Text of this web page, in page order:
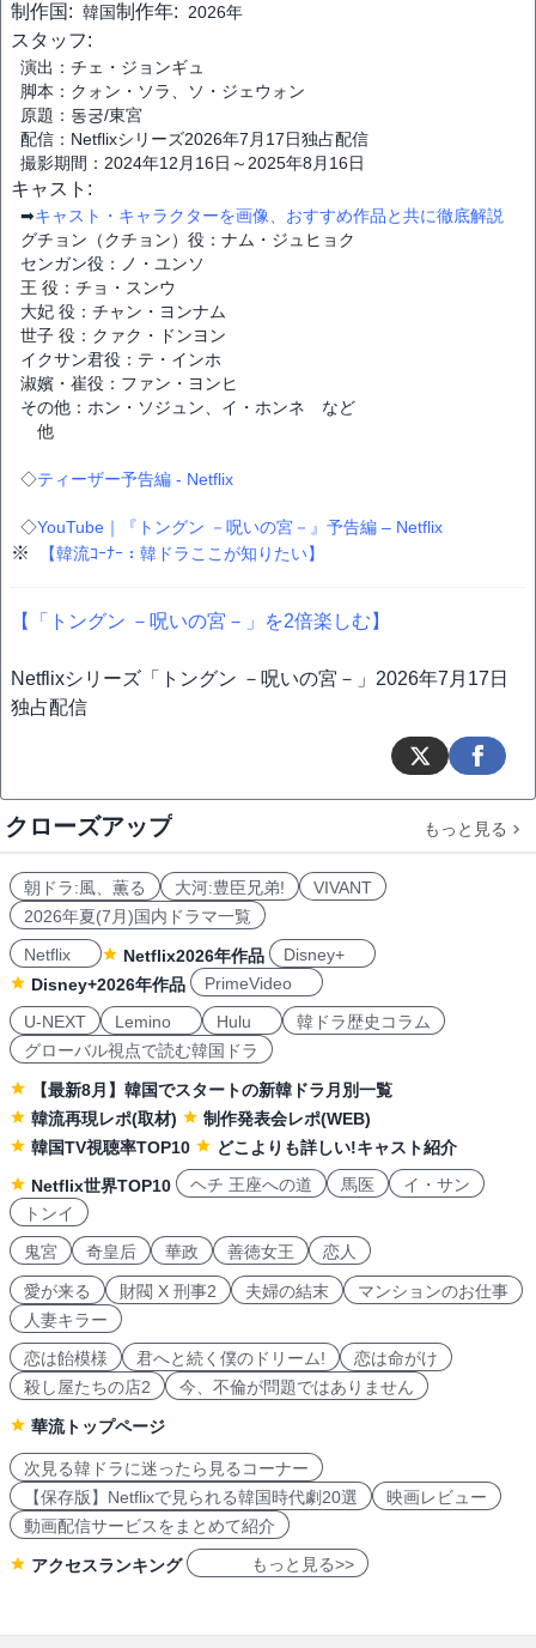
制作国: 韓国制作年: 2026年
スタッフ:
演出：チェ・ジョンギュ
脚本：クォン・ソラ、ソ・ジェウォン
原題：동궁/東宮
配信：Netflixシリーズ2026年7月17日独占配信
撮影期間：2024年12月16日～2025年8月16日
キャスト:
➡キャスト・キャラクターを画像、おすすめ作品と共に徹底解説
グチョン（クチョン）役：ナム・ジュヒョク
センガン役：ノ・ユンソ
王 役：チョ・スンウ
大妃 役：チャン・ヨンナム
世子 役：クァク・ドンヨン
イクサン君役：テ・インホ
淑嬪・崔役：ファン・ヨンヒ
その他：ホン・ソジュン、イ・ホンネ など
他
◇ティーザー予告編 - Netflix
◇YouTube｜『トングン －呪いの宮－』予告編 – Netflix
※ 【韓流ｺｰﾅｰ：韓ドラここが知りたい】
【「トングン －呪いの宮－」を2倍楽しむ】
Netflixシリーズ「トングン －呪いの宮－」2026年7月17日
独占配信
クローズアップ もっと見る
朝ドラ:風、薫る 大河:豊臣兄弟!
VIVANT
2026年夏(7月)国内ドラマ一覧
Netflix
Netflix2026年作品
Disney+
Disney+2026年作品
PrimeVideo
U-NEXT
Lemino Hulu
韓ドラ歴史コラム
グローバル視点で読む韓国ドラ
【最新8月】韓国でスタートの新韓ドラ月別一覧
韓流再現レポ(取材)
制作発表会レポ(WEB)
韓国TV視聴率TOP10
どこよりも詳しい!キャスト紹介
Netflix世界TOP10
ヘチ 王座への道 馬医
イ・サン
トンイ
鬼宮
奇皇后 華政 善徳女王 恋人
愛が来る 財閥 X 刑事2 夫婦の結末
マンションのお仕事
人妻キラー
恋は飴模様
君へと続く僕のドリーム!
恋は命がけ
殺し屋たちの店2
今、不倫が問題ではありません
華流トップページ
次見る韓ドラに迷ったら見るコーナー
【保存版】Netflixで見られる韓国時代劇20選
映画レビュー
動画配信サービスをまとめて紹介
アクセスランキング もっと見る>>